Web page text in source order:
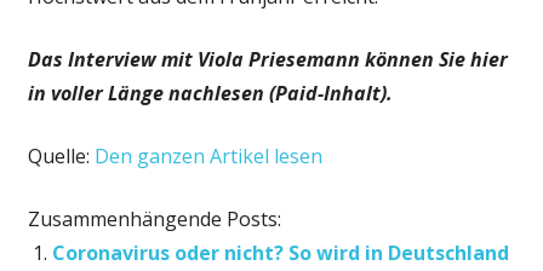
Das Interview mit Viola Priesemann können Sie hier
in voller Länge nachlesen (Paid-Inhalt).
Quelle: Den ganzen Artikel lesen
Zusammenhängende Posts:
Coronavirus oder nicht? So wird in Deutschland